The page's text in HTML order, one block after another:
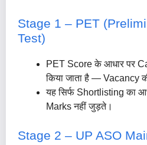
Stage 1 – PET
Test)
PET Score के आधार पर
किया जाता है — Vacancy
यह सिर्फ Shortlisting का
Marks नहीं जुड़ते।
Stage 2 – UP ASO